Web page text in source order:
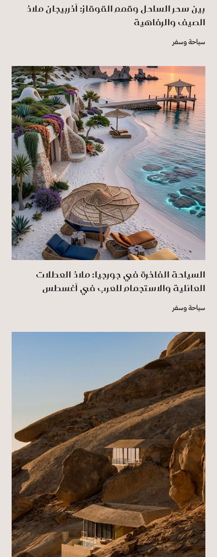
بين سحر الساحل وقمم القوقاز: أذربيجان ملاذ
الصيف والرفاهية
سياحة وسفر
السياحة الفاخرة في جورجيا: ملاذ العطلات
العائلية والاستجمام للعرب في أغسطس
سياحة وسفر